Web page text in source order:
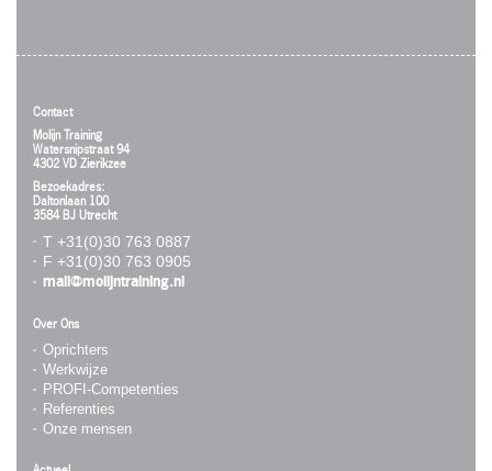
Contact
Molijn Training
Watersnipstraat 94
4302 VD Zierikzee
Bezoekadres:
Daltonlaan 100
3584 BJ Utrecht
T +31(0)30 763 0887
F +31(0)30 763 0905
mail@molijntraining.nl
Over Ons
Oprichters
Werkwijze
PROFI-Competenties
Referenties
Onze mensen